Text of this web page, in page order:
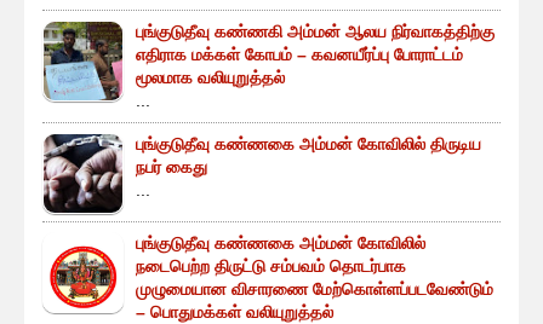
புங்குடுதீவு கண்ணகி அம்மன் ஆலய நிர்வாகத்திற்கு
எதிராக மக்கள் கோபம் – கவனயீர்ப்பு போராட்டம்
மூலமாக வலியுறுத்தல்
...
புங்குடுதீவு கண்ணகை அம்மன் கோவிலில் திருடிய
நபர் கைது
...
புங்குடுதீவு கண்ணகை அம்மன் கோவிலில்
நடைபெற்ற திருட்டு சம்பவம் தொடர்பாக
முழுமையான விசாரணை மேற்கொள்ளப்படவேண்டும்
– பொதுமக்கள் வலியுறுத்தல்